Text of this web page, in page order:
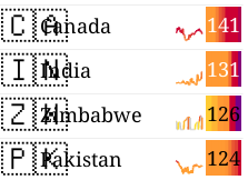
🇨🇦 141
Canada
🇮🇳 131
India
🇿🇼 126
Zimbabwe
🇵🇰 124
Pakistan